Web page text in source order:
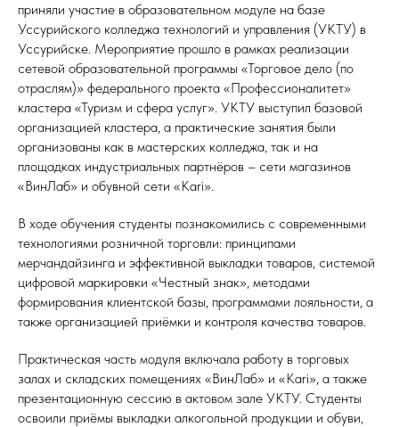
приняли участие в образовательном модуле на базе
Уссурийского колледжа технологий и управления (УКТУ) в
Уссурийске. Мероприятие прошло в рамках реализации
сетевой образовательной программы «Торговое дело (по
отраслям)» федерального проекта «Профессионалитет»
кластера «Туризм и сфера услуг». УКТУ выступил базовой
организацией кластера, а практические занятия были
организованы как в мастерских колледжа, так и на
площадках индустриальных партнёров – сети магазинов
«ВинЛаб» и обувной сети «Kari».
В ходе обучения студенты познакомились с современными
технологиями розничной торговли: принципами
мерчандайзинга и эффективной выкладки товаров, системой
цифровой маркировки «Честный знак», методами
формирования клиентской базы, программами лояльности, а
также организацией приёмки и контроля качества товаров.
Практическая часть модуля включала работу в торговых
залах и складских помещениях «ВинЛаб» и «Kari», а также
презентационную сессию в актовом зале УКТУ. Студенты
освоили приёмы выкладки алкогольной продукции и обуви,